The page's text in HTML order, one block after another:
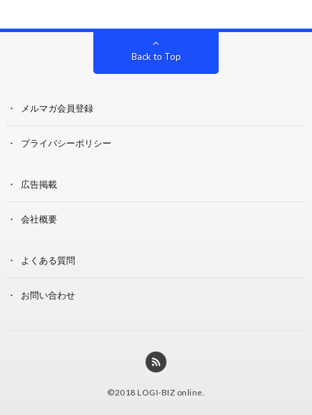
Back to Top
メルマガ会員登録
プライバシーポリシー
広告掲載
会社概要
よくある質問
お問い合わせ
©2018 LOGI-BIZ online